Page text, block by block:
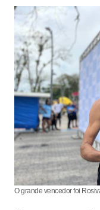
O grande vencedor foi